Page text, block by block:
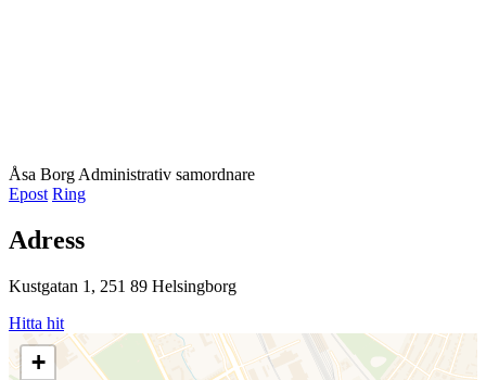
Åsa Borg Administrativ samordnare
Epost Ring
Adress
Kustgatan 1, 251 89 Helsingborg
Hitta hit
+